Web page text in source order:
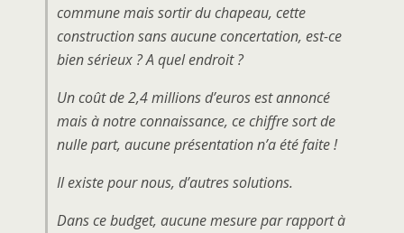
commune mais sortir du chapeau, cette
construction sans aucune concertation, est-ce
bien sérieux ? A quel endroit ?
Un coût de 2,4 millions d’euros est annoncé
mais à notre connaissance, ce chiffre sort de
nulle part, aucune présentation n’a été faite !
Il existe pour nous, d’autres solutions.
Dans ce budget, aucune mesure par rapport à